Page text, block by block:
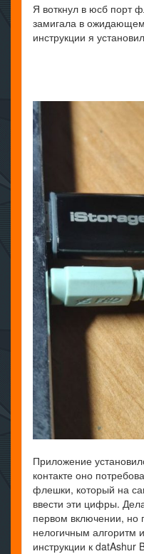
Я воткнул в юсб порт
замигала в
инструкции я
Приложение
контакте оно
флешки, который на
ввести эти цифры.
первом включении, но
нелогичным алгоритм
инструкции к datAshur